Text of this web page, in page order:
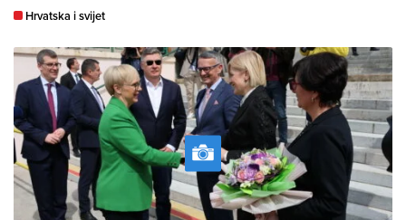
Hrvatska i svijet